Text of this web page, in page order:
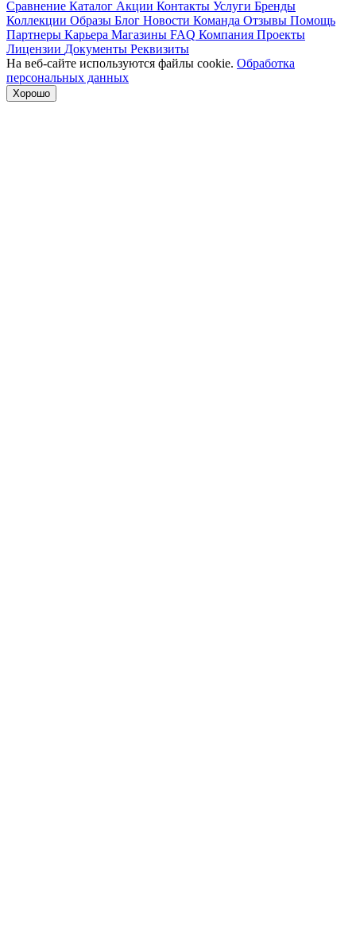
Сравнение Каталог Акции Контакты Услуги Бренды
Коллекции Образы Блог Новости Команда Отзывы Помощь
Партнеры Карьера Магазины FAQ Компания Проекты
Лицензии Документы Реквизиты
На веб-сайте используются файлы cookie. Обработка
персональных данных
Хорошо